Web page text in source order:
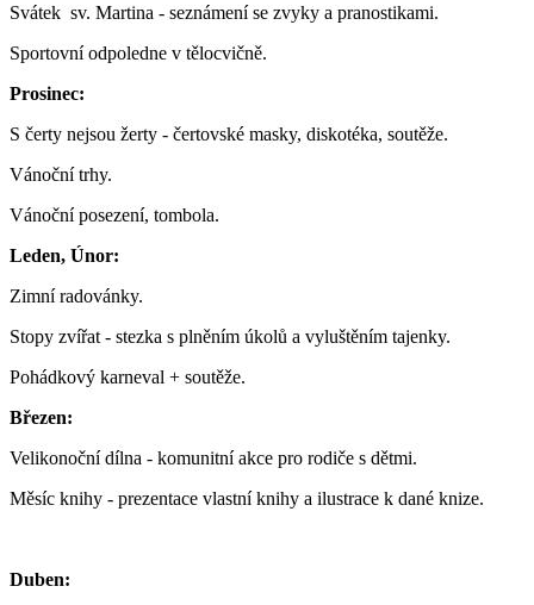
Svátek sv. Martina - seznámení se zvyky a pranostikami.
Sportovní odpoledne v tělocvičně.
Prosinec:
S čerty nejsou žerty - čertovské masky, diskotéka, soutěže.
Vánoční trhy.
Vánoční posezení, tombola.
Leden, Únor:
Zimní radovánky.
Stopy zvířat - stezka s plněním úkolů a vyluštěním tajenky.
Pohádkový karneval + soutěže.
Březen:
Velikonoční dílna - komunitní akce pro rodiče s dětmi.
Měsíc knihy - prezentace vlastní knihy a ilustrace k dané knize.
Duben: